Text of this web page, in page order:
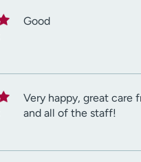
Good
Very happy, great care
and all of the staff!